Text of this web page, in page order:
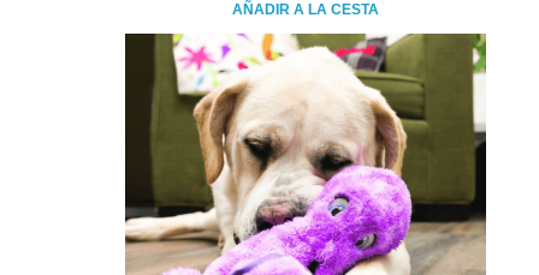
AÑADIR A LA CESTA